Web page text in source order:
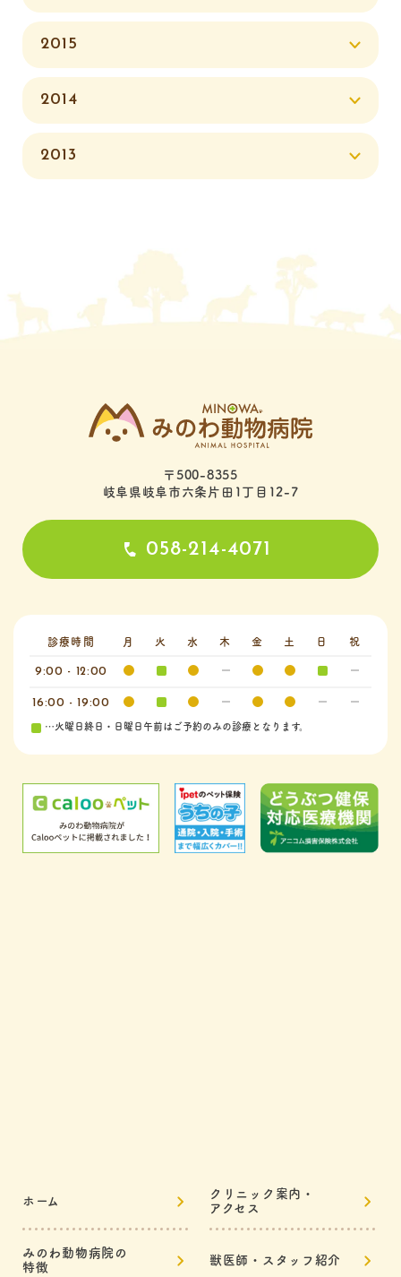
2015
2014
2013
〒500-8355
岐阜県岐阜市六条片田1丁目12-7
058-214-4071
診療時間 月 火 水 木 金 土 日 祝
9:00 - 12:00
16:00 - 19:00
…火曜日終日・日曜日午前はご予約のみの診療となります。
ホーム
クリニック案内・
アクセス
みのわ動物病院の
特徴
獣医師・スタッフ紹介